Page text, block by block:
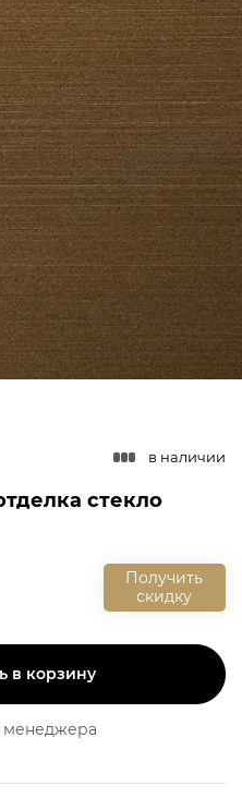
в наличии
стекло
Получить
скидку
в корзину
менеджера